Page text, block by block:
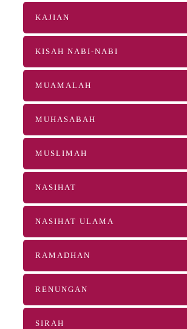
KAJIAN
KISAH NABI-NABI
MUAMALAH
MUHASABAH
MUSLIMAH
NASIHAT
NASIHAT ULAMA
RAMADHAN
RENUNGAN
SIRAH